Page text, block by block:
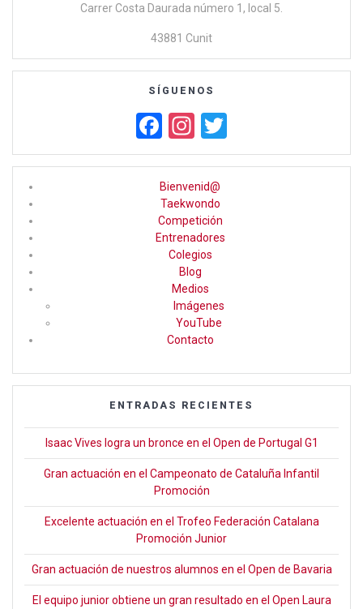
Carrer Costa Daurada número 1, local 5.
43881 Cunit
SÍGUENOS
F
a
ce
b
o
o
k
In
st
a
gr
a
m
wi
tt
Bienvenid@
Taekwondo
Competición
Entrenadores
Colegios
Blog
Medios
Imágenes
YouTube
Contacto
ENTRADAS RECIENTES
Isaac Vives logra un bronce en el Open de Portugal G1
Gran actuación en el Campeonato de Cataluña Infantil
Promoción
Excelente actuación en el Trofeo Federación Catalana
Promoción Junior
Gran actuación de nuestros alumnos en el Open de Bavaria
El equipo junior obtiene un gran resultado en el Open Laura